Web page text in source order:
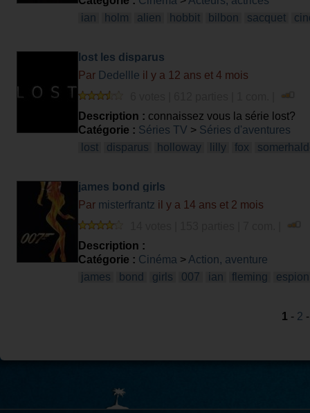
ian
holm alien hobbit bilbon sacquet
lost les disparus
Par Dedellle il y a 12 ans et 4 mois
Description : connaissez vous la série lost?
Catégorie : Séries TV > Séries d'aventures
lost
disparus holloway lilly fox
james bond girls
Par misterfrantz il y a 14 ans et 2 mois
Description :
Catégorie : Cinéma > Action, aventure
james
bond girls 007 ian fleming
1 - 2